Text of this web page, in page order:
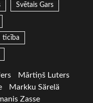
Svētais Gars
ticība
Mārtiņš Luters
Markku Särelä
Zasse